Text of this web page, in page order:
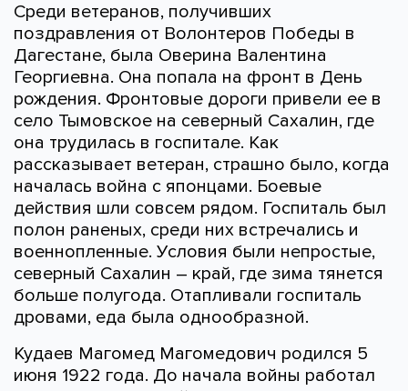
Среди ветеранов, получивших
поздравления от Волонтеров Победы в
Дагестане, была Оверина Валентина
Георгиевна. Она попала на фронт в День
рождения. Фронтовые дороги привели ее в
село Тымовское на северный Сахалин, где
она трудилась в госпитале. Как
рассказывает ветеран, страшно было, когда
началась война с японцами. Боевые
действия шли совсем рядом. Госпиталь был
полон раненых, среди них встречались и
военнопленные. Условия были непростые,
северный Сахалин – край, где зима тянется
больше полугода. Отапливали госпиталь
дровами, еда была однообразной.
Кудаев Магомед Магомедович родился 5
июня 1922 года. До начала войны работал